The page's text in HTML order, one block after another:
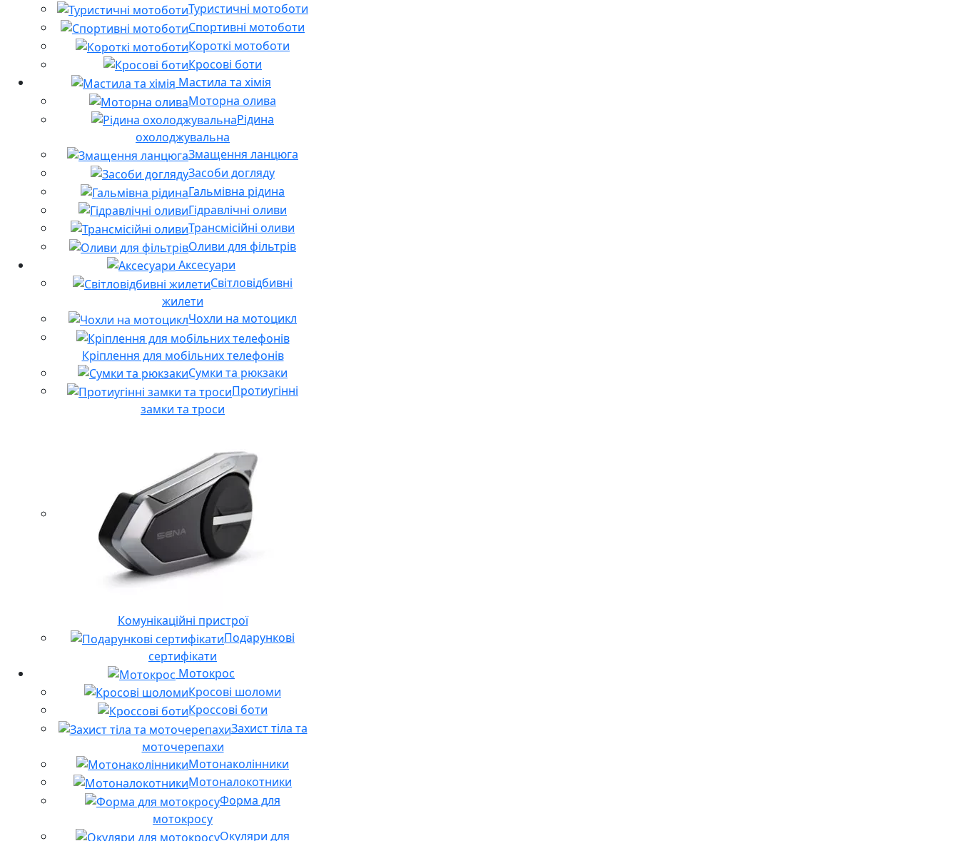
Туристичні мотоботи
Спортивні мотоботи
Короткі мотоботи
Кросові боти
Мастила та хімія
Моторна олива
Рідина
охолоджувальна
Змащення ланцюга
Засоби догляду
Гальмівна рідина
Гідравлічні оливи
Трансмісійні оливи
Оливи для фільтрів
Аксесуари
Світловідбивні
жилети
Чохли на мотоцикл
Кріплення для мобільних телефонів
Сумки та рюкзаки
Протиугінні
замки та троси
Комунікаційні пристрої
Подарункові
сертифікати
Мотокрос
Кросові шоломи
Кроссові боти
Захист тіла та
моточерепахи
Мотонаколінники
Мотоналокотники
Форма для
мотокросу
Окуляри для